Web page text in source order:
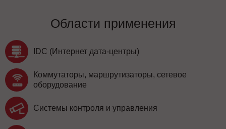
Области применения
IDC (Интернет дата-центры)
Коммутаторы, маршрутизаторы, сетевое
оборудование
Системы контроля и управления